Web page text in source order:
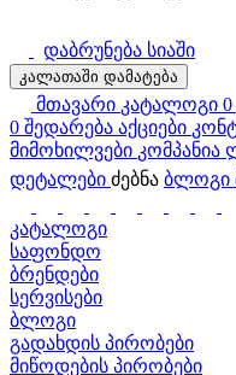
დაბრუნება სიაში
კალათაში დამატება
მთავარი კატალოგი 0
0 შედარება აქციები
მიმოხილვები კომპანია
დეტალები ძებნა ბლოგი
კატალოგი
საფონდო
ბრენდები
სერვისები
ბლოგი
გადახდის პირობები
მიწოდების პირობები